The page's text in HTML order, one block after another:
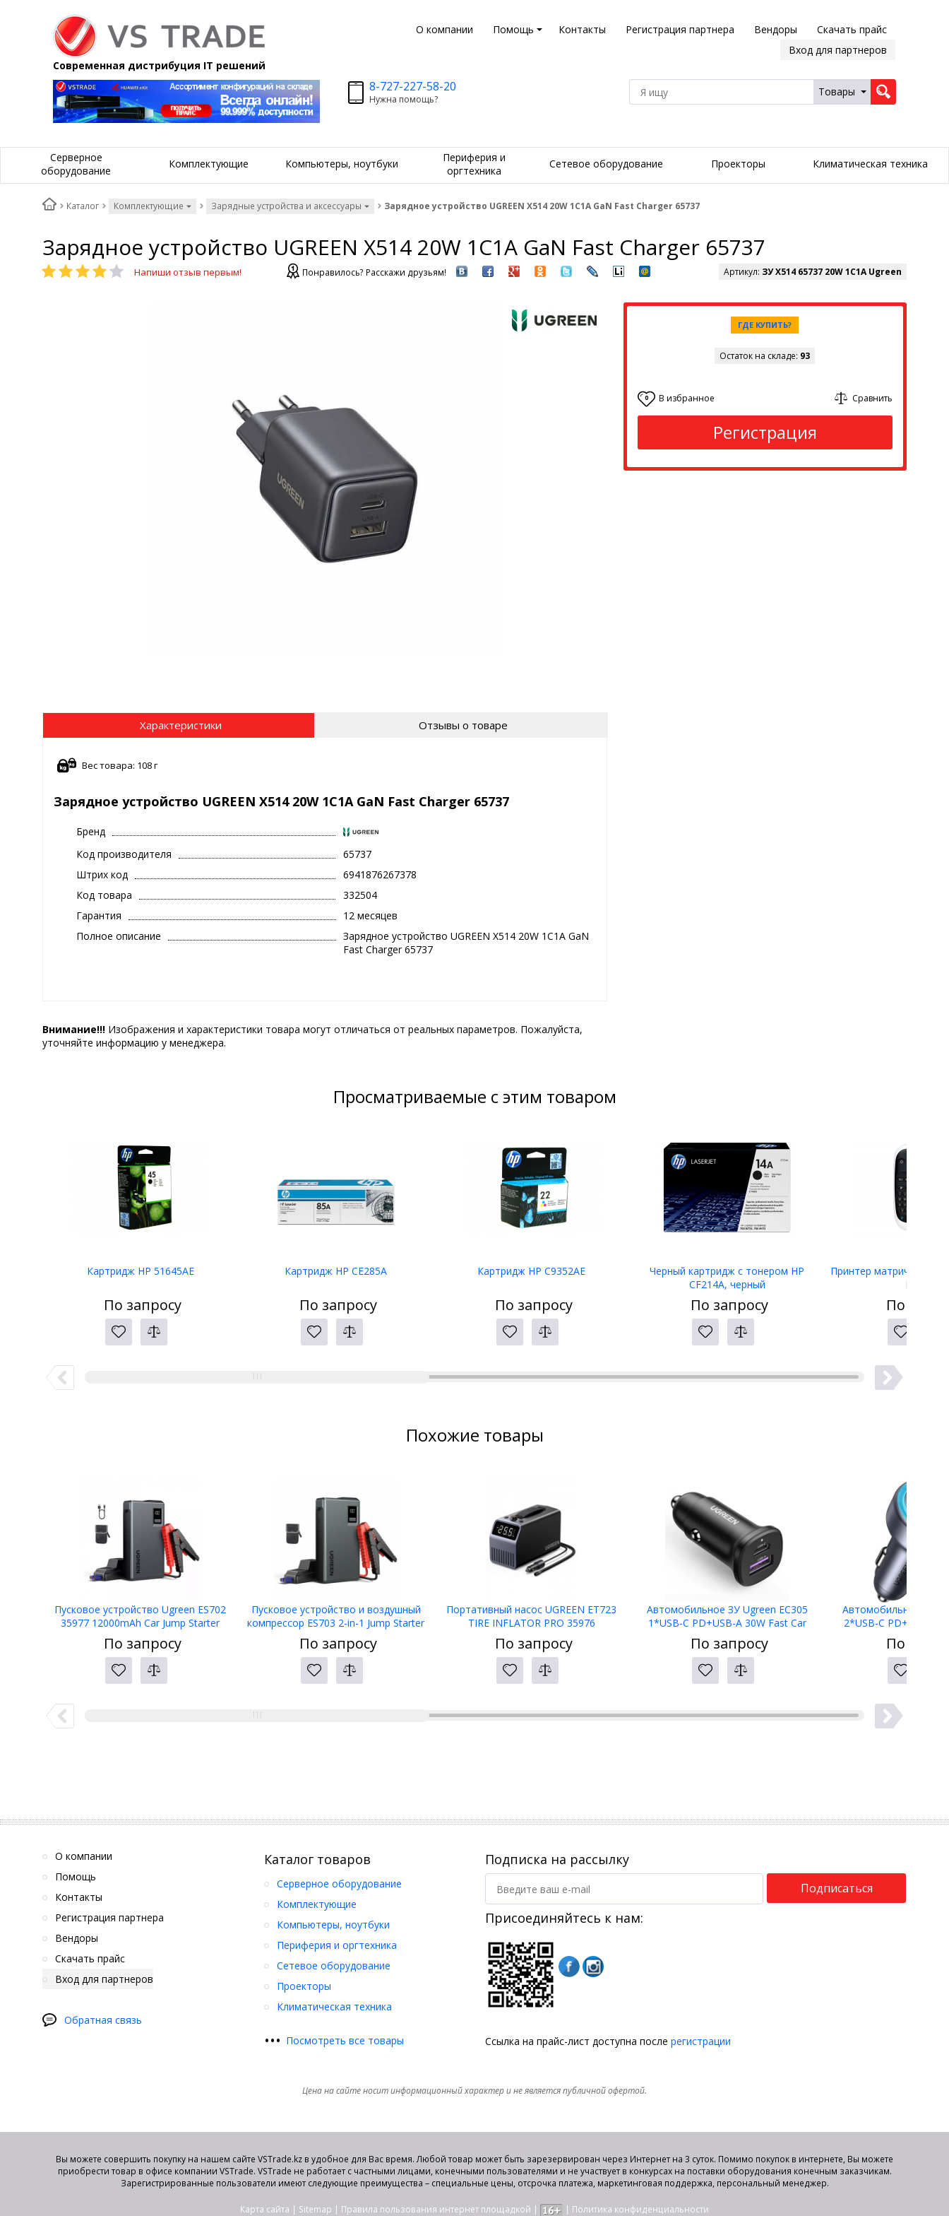
О компании Помощь Контакты Регистрация партнера Вендоры
Скачать прайс
Вход для партнеров
Современная дистрибуция IT решений
8-727-227-58-20
Нужна помощь?
Товары
Серверное
оборудование
Комплектующие Компьютеры, ноутбуки
Периферия и
оргтехника
Сетевое оборудование Проекторы Климатическая техника
Каталог Комплектующие Зарядные устройства и аксессуары Зарядное устройство UGREEN X514 20W 1C1A GaN Fast Charger 65737
Зарядное устройство UGREEN X514 20W 1C1A GaN Fast Charger 65737
Напиши отзыв первым! Понравилось? Расскажи друзьям! Артикул: ЗУ X514 65737 20W 1C1A Ugreen
ГДЕ КУПИТЬ?
Остаток на складе: 93
0 В избранное Сравнить
Регистрация
Характеристики Отзывы о товаре
Вес товара: 108 г
Зарядное устройство UGREEN X514 20W 1C1A GaN Fast Charger 65737
Бренд
Код производителя
65737
Штрих код
6941876267378
Код товара
332504
Гарантия
12 месяцев
Полное описание
Зарядное устройство UGREEN X514 20W 1C1A GaN
Fast Charger 65737
Внимание!!! Изображения и характеристики товара могут отличаться от реальных параметров. Пожалуйста,
уточняйте информацию у менеджера.
Просматриваемые с этим товаром
Картридж HP 51645AE
По запросу
Картридж HP CE285A
По запросу
Картридж HP C9352AE
По запросу
Черный картридж с тонером HP
CF214A, черный
По запросу
Принтер матричный
LW-400
По
Похожие товары
Пусковое устройство Ugreen ES702
35977 12000mAh Car Jump Starter
По запросу
Пусковое устройство и воздушный
компрессор ES703 2-in-1 Jump Starter
amp; Air Compressor UGREEN
По запросу
Портативный насос UGREEN ET723
TIRE INFLATOR PRO 35976
По запросу
Автомобильное ЗУ Ugreen EC305
1*USB-C PD+USB-A 30W Fast Car
Charger, 25845
По запросу
Автомобильное ЗУ
2*USB-C PD+USB-A
Charger,
По
О компании
Помощь
Контакты
Регистрация партнера
Вендоры
Скачать прайс
Вход для партнеров
Обратная связь
Каталог товаров
Серверное оборудование
Комплектующие
Компьютеры, ноутбуки
Периферия и оргтехника
Сетевое оборудование
Проекторы
Климатическая техника
••• Посмотреть все товары
Подписка на рассылку
Подписаться
Присоединяйтесь к нам:
Ссылка на прайс-лист доступна после регистрации
Цена на сайте носит информационный характер и не является публичной офертой.
Вы можете совершить покупку на нашем сайте VSTrade.kz в удобное для Вас время. Любой товар может быть зарезервирован через Интернет на 3 суток. Помимо покупок в интернете, Вы можете
приобрести товар в офисе компании VSTrade. VSTrade не работает с частными лицами, конечными пользователями и не участвует в конкурсах на поставки оборудования конечным заказчикам.
Зарегистрированные пользователи имеют следующие преимущества – специальные цены, отсрочка платежа, маркетинговая поддержка, персональный менеджер.
Карта сайта | Sitemap | Правила пользования интернет площадкой | | Политика конфиденциальности